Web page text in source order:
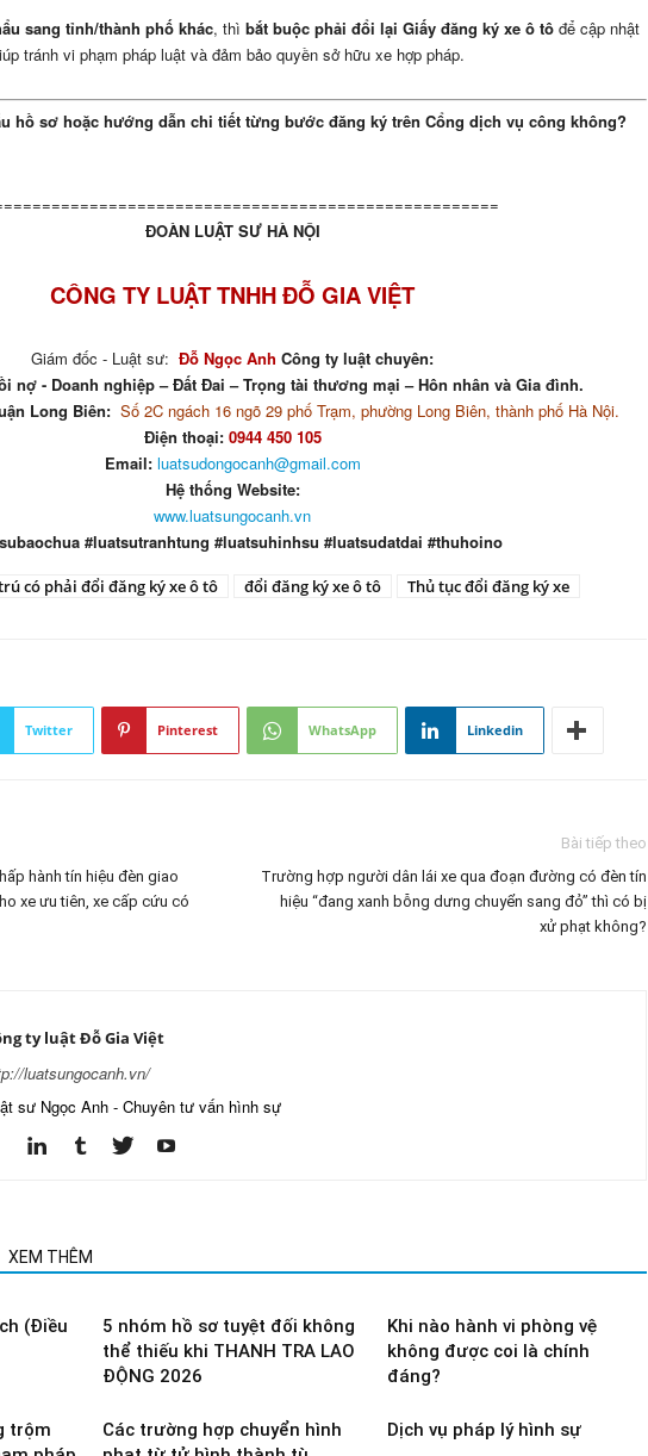
sang tỉnh/thành phố khác, thì bắt buộc phải đổi lại Giấy đăng ký xe ô tôđể cập nhật
tránh vi phạm pháp luật và đảm bảo quyền sở hữu xe hợp pháp.
hồ sơ hoặc hướng dẫn chi tiết từng bước đăng ký trên Cổng dịch vụ công không?
ĐOÀN LUẬT SƯ HÀ NỘI
CÔNG TY LUẬT TNHH ĐỖ GIA VIỆT
Giám đốc - Luật sư: Đỗ Ngọc Anh Công ty luật chuyên:
nợ - Doanh nghiệp – Đất Đai – Trọng tài thương mại – Hôn nhân và Gia đình.
Long Biên: Số 2C ngách 16 ngõ 29 phố Trạm, phường Long Biên, thành phố Hà Nội.
Điện thoại: 0944 450 105
Email: luatsudongocanh@gmail.com
Hệ thống Website:
www.luatsungocanh.vn
#luatsutranhtung #luatsuhinhsu #luatsudatdai #thuhoino
có phải đổi đăng ký xe ô tô đổi đăng ký xe ô tô Thủ tục đổi đăng ký xe
Twitter Pinterest WhatsApp Linkedin
hành tín hiệu đèn giao
xe ưu tiên, xe cấp cứu có
Bài tiếp theo
Trường hợp người dân lái xe qua đoạn đường có đèn tín
hiệu “đang xanh bỗng dưng chuyển sang đỏ” thì có bị
xử phạt không?
ty luật Đỗ Gia Việt
luatsungocanh.vn/
sư Ngọc Anh - Chuyên tư vấn hình sự
XEM THÊM
(Điều
5 nhóm hồ sơ tuyệt đối không
thể thiếu khi THANH TRA LAO
ĐỘNG 2026
Khi nào hành vi phòng vệ
không được coi là chính
đáng?
trộm
Các trường hợp chuyển hình
Dịch vụ pháp lý hình sự